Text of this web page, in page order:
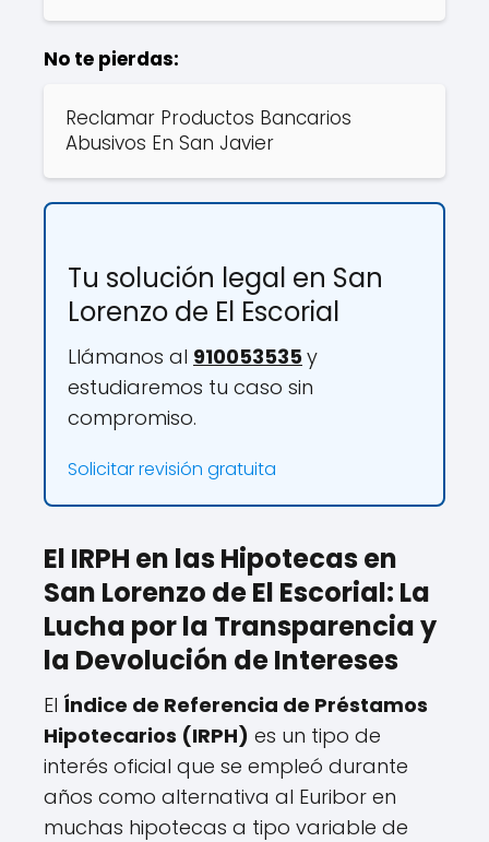
No te pierdas:
Reclamar Productos Bancarios
Abusivos En San Javier
Tu solución legal en San
Lorenzo de El Escorial
Llámanos al 910053535y
estudiaremos tu caso sin
compromiso.
Solicitar revisión gratuita
El IRPH en las Hipotecas en
San Lorenzo de El Escorial: La
Lucha por la Transparencia y
la Devolución de Intereses
El Índice de Referencia de Préstamos
Hipotecarios (IRPH) es un tipo de
interés oficial que se empleó durante
años como alternativa al Euribor en
muchas hipotecas a tipo variable de